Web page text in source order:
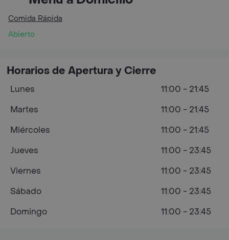
Comida Rápida
Abierto
Horarios de Apertura y Cierre
Lunes
11:00 - 21:45
Martes
11:00 - 21:45
Miércoles
11:00 - 21:45
Jueves
11:00 - 23:45
Viernes
11:00 - 23:45
Sábado
11:00 - 23:45
Domingo
11:00 - 23:45